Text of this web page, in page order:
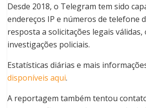
Desde 2018, o Telegram tem sido
endereços IP e números de telefone
resposta a solicitações legais válidas,
investigações policiais.
Estatísticas diárias e mais
disponíveis aqui.
A reportagem também tentou